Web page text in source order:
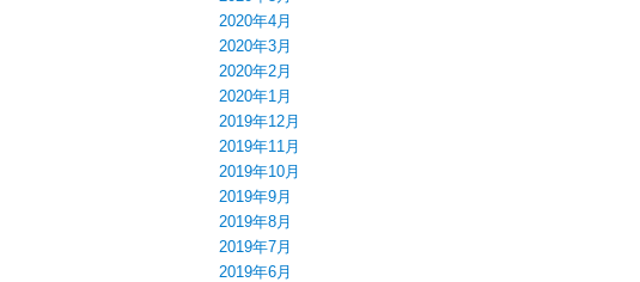
2020年4月
2020年3月
2020年2月
2020年1月
2019年12月
2019年11月
2019年10月
2019年9月
2019年8月
2019年7月
2019年6月